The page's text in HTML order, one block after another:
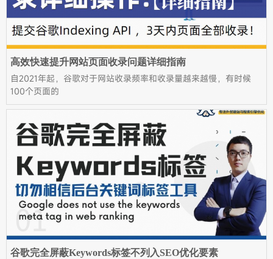
高效快速提升网站页面收录问题详细指南
自2021年起，谷歌对于网站收录频率和收录量越来越慢，有时候
100个页面的
谷歌完全屏蔽Keywords标签不列入SEO优化要素